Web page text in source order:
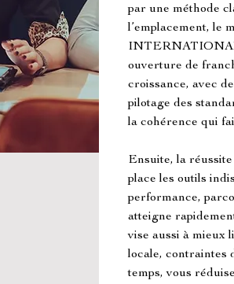
par une méthode
l’emplacement, le
ouverture de
croissance, avec
pilotage des
la cohérence qui
Ensuite, la
place les outils
performance,
atteigne
vise aussi à mieux
locale, contraintes
temps, vous